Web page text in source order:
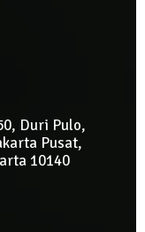
Duri Pulo,
Pusat,
10140